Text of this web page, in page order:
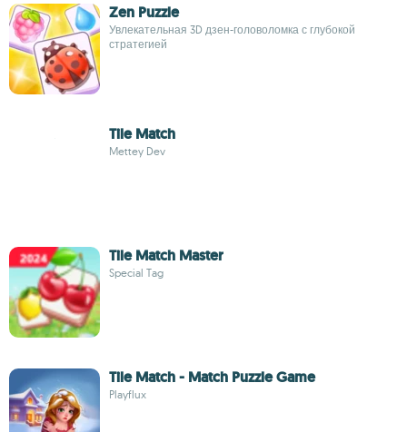
Zen Puzzle
Увлекательная 3D дзен-головоломка с глубокой
стратегией
Tile Match
Mettey Dev
Tile Match Master
Special Tag
Tile Match - Match Puzzle Game
Playflux